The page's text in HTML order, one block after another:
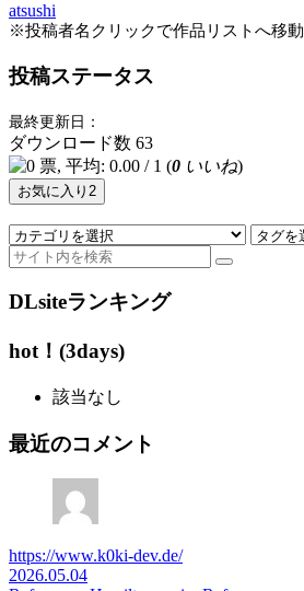
atsushi
※投稿者名クリックで作品リストへ移動
投稿ステータス
最終更新日：
ダウンロード数 63
(0 いいね)
お気に入り 2
DLsiteランキング
hot！(3days)
該当なし
最近のコメント
https://www.k0ki-dev.de/
2026.05.04